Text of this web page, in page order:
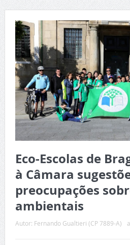
Eco-Escolas de
à Câmara
preocupações
ambientais
Autor: Fernando Gualtieri (CP 7889-A)